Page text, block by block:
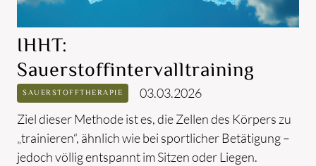
IHHT:
Sauerstoffintervalltraining
SAUERSTOFFTHERAPIE
03.03.2026
Ziel dieser Methode ist es, die Zellen des Körpers zu
„trainieren“, ähnlich wie bei sportlicher Betätigung –
jedoch völlig entspannt im Sitzen oder Liegen.